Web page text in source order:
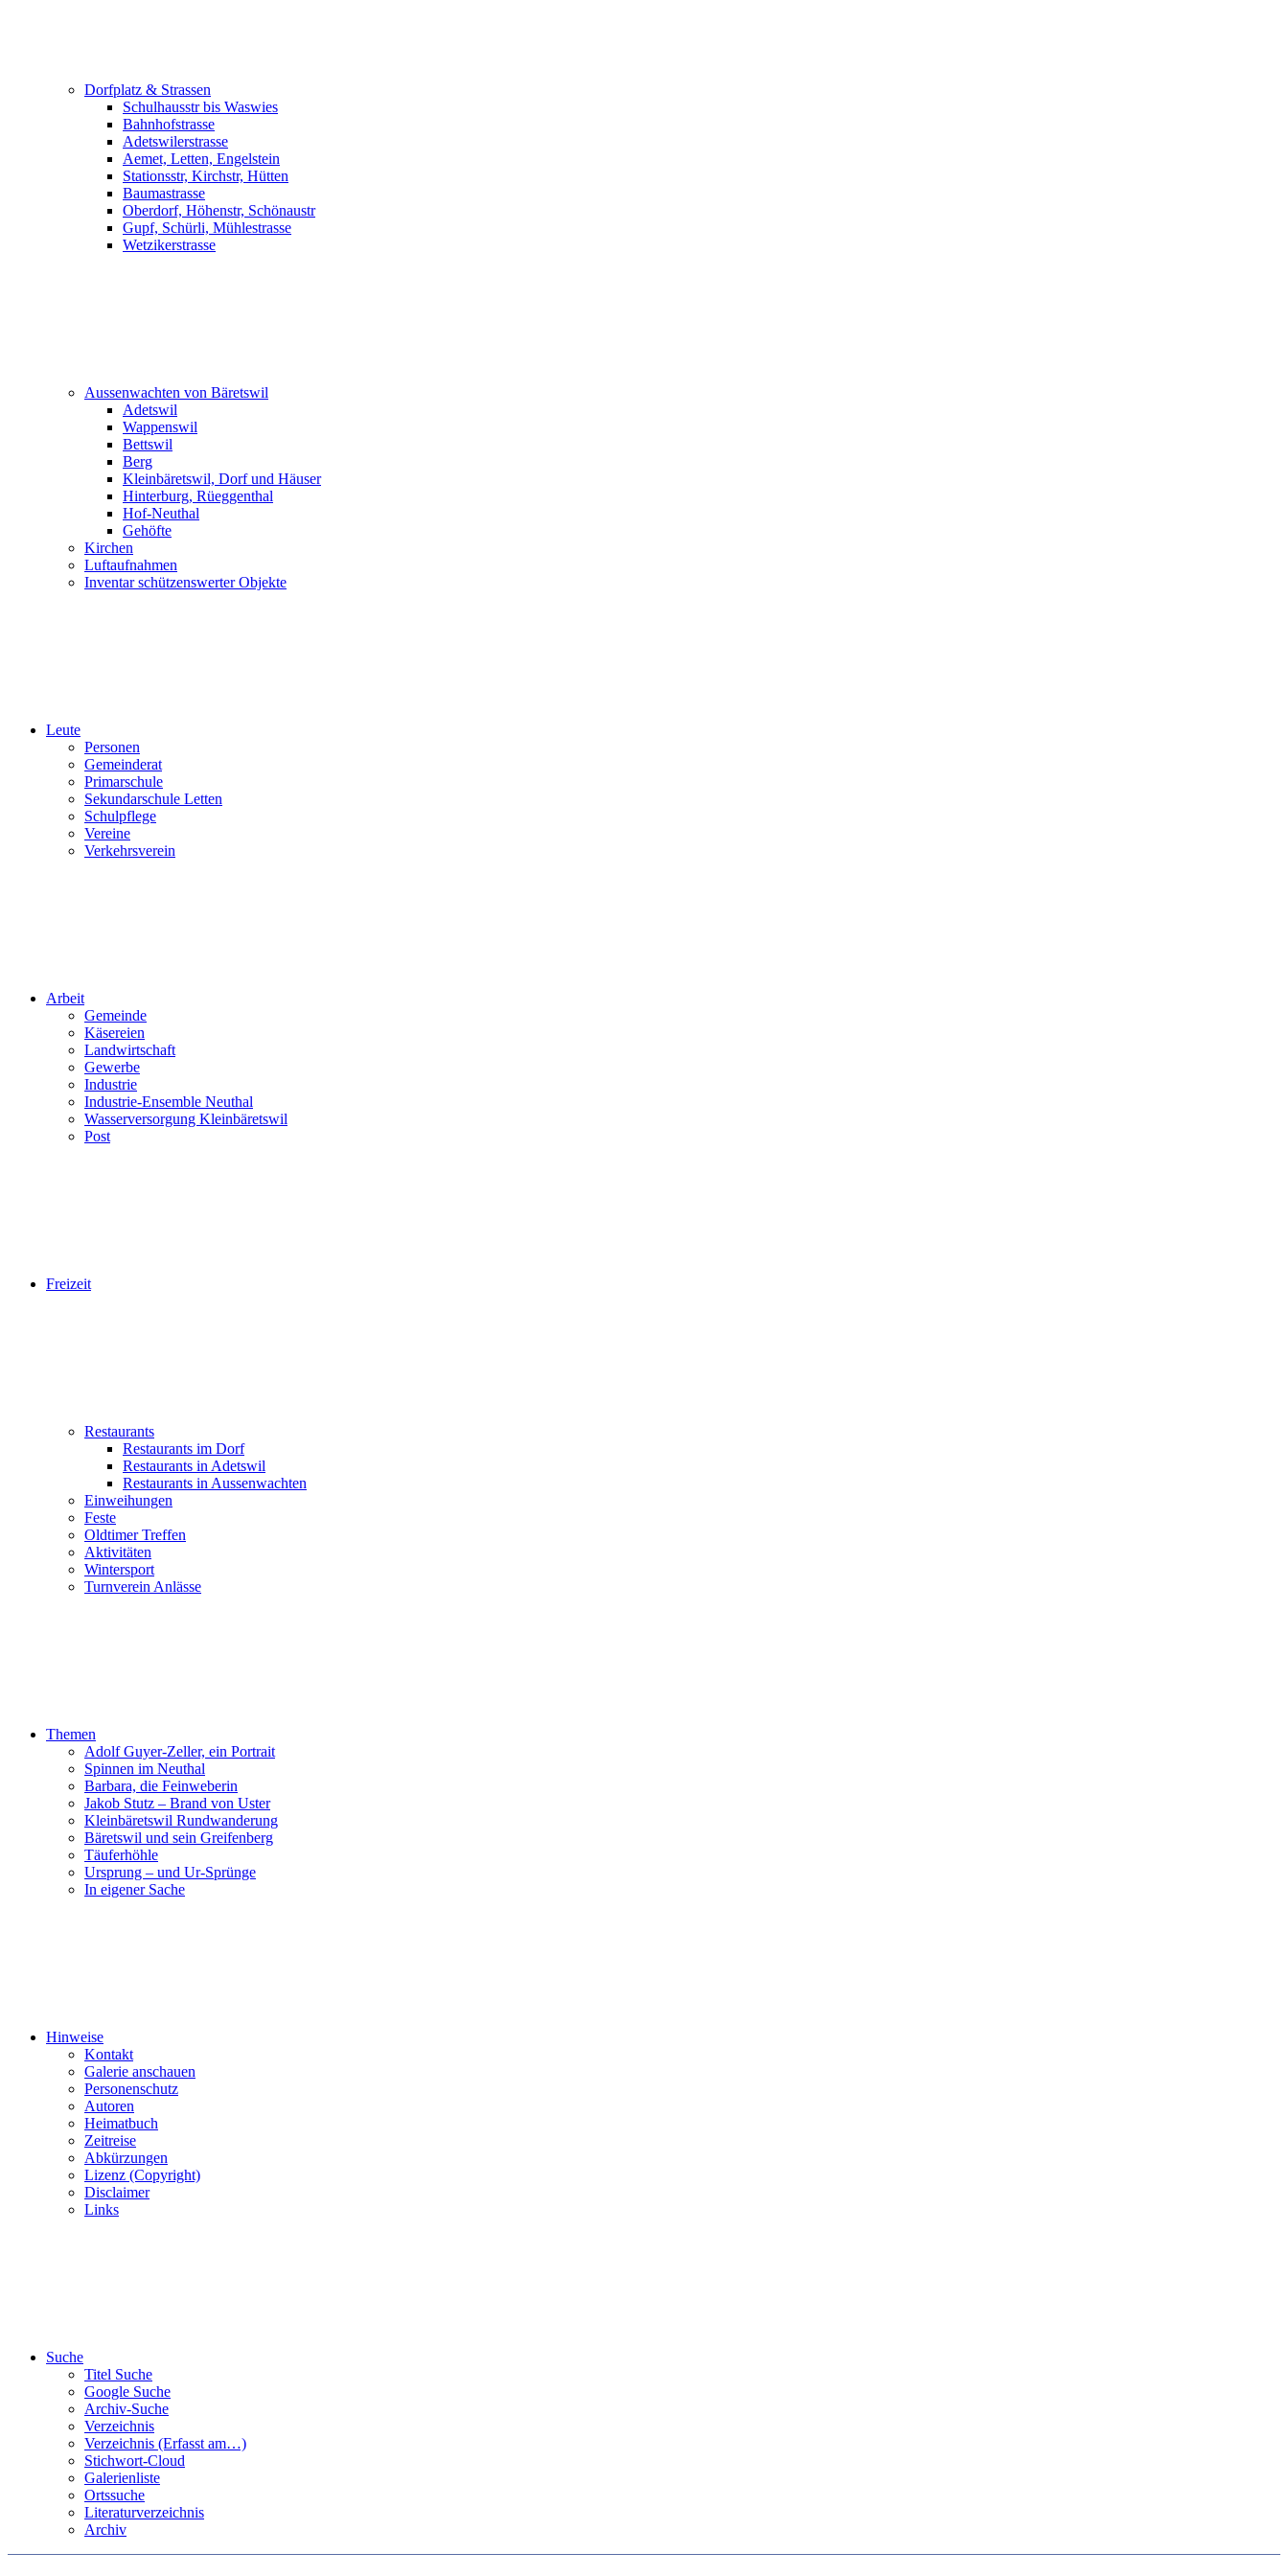
Dorfplatz & Strassen
Schulhausstr bis Waswies
Bahnhofstrasse
Adetswilerstrasse
Aemet, Letten, Engelstein
Stationsstr, Kirchstr, Hütten
Baumastrasse
Oberdorf, Höhenstr, Schönaustr
Gupf, Schürli, Mühlestrasse
Wetzikerstrasse
Aussenwachten von Bäretswil
Adetswil
Wappenswil
Bettswil
Berg
Kleinbäretswil, Dorf und Häuser
Hinterburg, Rüeggenthal
Hof-Neuthal
Gehöfte
Kirchen
Luftaufnahmen
Inventar schützenswerter Objekte
Leute
Personen
Gemeinderat
Primarschule
Sekundarschule Letten
Schulpflege
Vereine
Verkehrsverein
Arbeit
Gemeinde
Käsereien
Landwirtschaft
Gewerbe
Industrie
Industrie-Ensemble Neuthal
Wasserversorgung Kleinbäretswil
Post
Freizeit
Restaurants
Restaurants im Dorf
Restaurants in Adetswil
Restaurants in Aussenwachten
Einweihungen
Feste
Oldtimer Treffen
Aktivitäten
Wintersport
Turnverein Anlässe
Themen
Adolf Guyer-Zeller, ein Portrait
Spinnen im Neuthal
Barbara, die Feinweberin
Jakob Stutz – Brand von Uster
Kleinbäretswil Rundwanderung
Bäretswil und sein Greifenberg
Täuferhöhle
Ursprung – und Ur-Sprünge
In eigener Sache
Hinweise
Kontakt
Galerie anschauen
Personenschutz
Autoren
Heimatbuch
Zeitreise
Abkürzungen
Lizenz (Copyright)
Disclaimer
Links
Suche
Titel Suche
Google Suche
Archiv-Suche
Verzeichnis
Verzeichnis (Erfasst am…)
Stichwort-Cloud
Galerienliste
Ortssuche
Literaturverzeichnis
Archiv